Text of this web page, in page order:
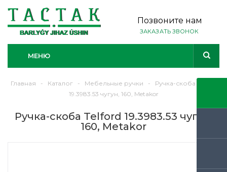
Позвоните нам
ЗАКАЗАТЬ ЗВОНОК
МЕНЮ
Главная - Каталог - Мебельные ручки -
Ручка-скоба Telford
19.3983.53 чугун, 160, Metakor
Ручка-скоба Telford 19.3983.53 чугун,
160, Metakor